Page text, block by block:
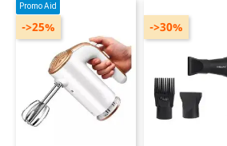
Promo Aid
->25% ->30%